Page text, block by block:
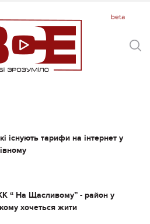
існують тарифи на інтернет у
“ На Щасливому” - район у
хочеться жити